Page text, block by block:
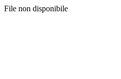
File non disponibile